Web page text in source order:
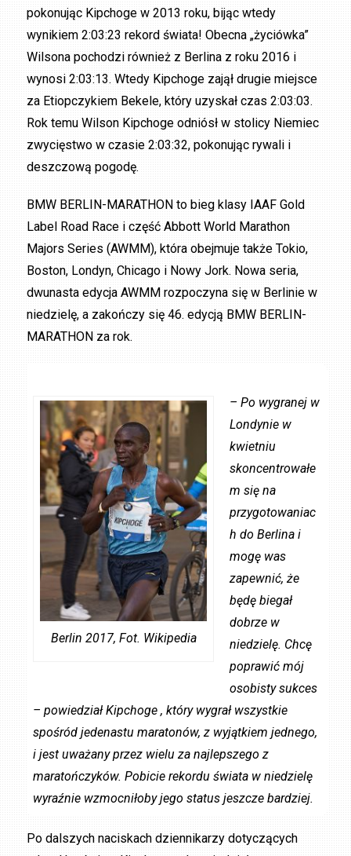
pokonując Kipchoge w 2013 roku, bijąc wtedy
wynikiem 2:03:23 rekord świata! Obecna „życiówka”
Wilsona pochodzi również z Berlina z roku 2016 i
wynosi 2:03:13. Wtedy Kipchoge zajął drugie miejsce
za Etiopczykiem Bekele, który uzyskał czas 2:03:03.
Rok temu Wilson Kipchoge odniósł w stolicy Niemiec
zwycięstwo w czasie 2:03:32, pokonując rywali i
deszczową pogodę.
BMW BERLIN-MARATHON to bieg klasy IAAF Gold
Label Road Race i część Abbott World Marathon
Majors Series (AWMM), która obejmuje także Tokio,
Boston, Londyn, Chicago i Nowy Jork. Nowa seria,
dwunasta edycja AWMM rozpoczyna się w Berlinie w
niedzielę, a zakończy się 46. edycją BMW BERLIN-
MARATHON za rok.
Berlin 2017, Fot. Wikipedia
– Po wygranej w
Londynie w
kwietniu
skoncentrowałe
m się na
przygotowaniac
h do Berlina i
mogę was
zapewnić, że
będę biegał
dobrze w
niedzielę. Chcę
poprawić mój
osobisty sukces
– powiedział Kipchoge , który wygrał wszystkie
spośród jedenastu maratonów, z wyjątkiem jednego,
i jest uważany przez wielu za najlepszego z
maratończyków. Pobicie rekordu świata w niedzielę
wyraźnie wzmocniłoby jego status jeszcze bardziej.
Po dalszych naciskach dziennikarzy dotyczących